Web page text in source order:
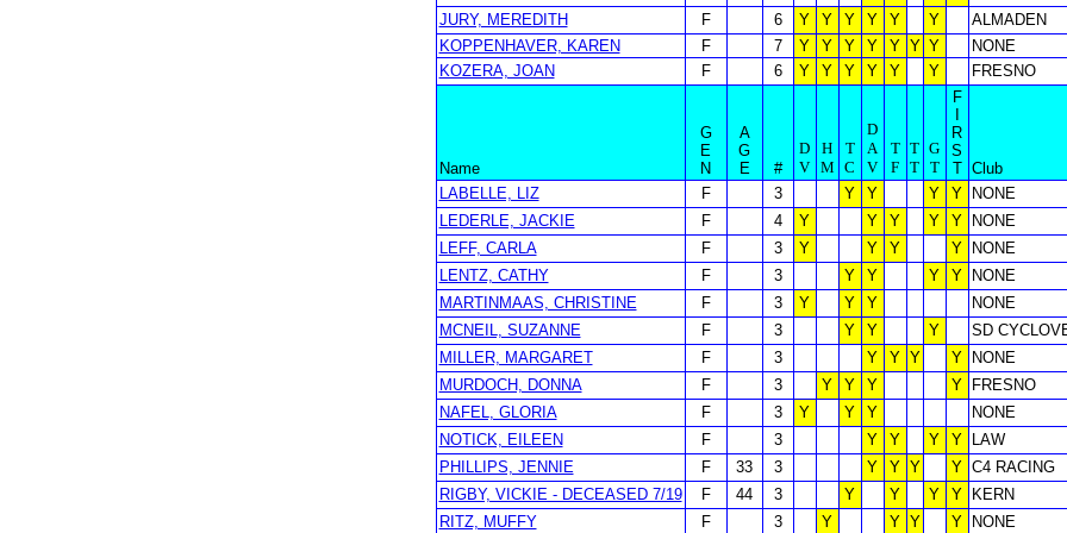
JURY, MEREDITH
F 6 Y Y Y Y Y Y
ALMADEN
KOPPENHAVER, KAREN
F 7 Y Y Y Y Y Y Y
NONE
KOZERA, JOAN
F 6 Y Y Y Y Y Y FRESNO
Name
G
E
N
A
G
E
#
D
V
H
M
T
C
D
A
V
T
F
T
T
G
T
F
R
S
T Club
LABELLE, LIZ
F 3 Y Y Y Y
NONE
LEDERLE, JACKIE
F 4 Y Y Y Y Y
NONE
LEFF, CARLA
F 3 Y Y Y Y
NONE
LENTZ, CATHY
F 3 Y Y Y Y
NONE
MARTINMAAS, CHRISTINE
F 3 Y Y Y
NONE
MCNEIL, SUZANNE
F 3 Y Y Y
SD
MILLER, MARGARET
F 3 Y Y Y Y
NONE
MURDOCH, DONNA
F 3 Y Y Y Y
FRESNO
NAFEL, GLORIA
F 3 Y Y Y
NONE
NOTICK, EILEEN
F 3 Y Y Y Y
LAW
PHILLIPS, JENNIE
F 33 3 Y Y Y Y C4 RACING
RIGBY, VICKIE - DECEASED 7/19
F 44 3 Y Y Y Y
KERN
RITZ, MUFFY
F 3 Y Y Y Y NONE